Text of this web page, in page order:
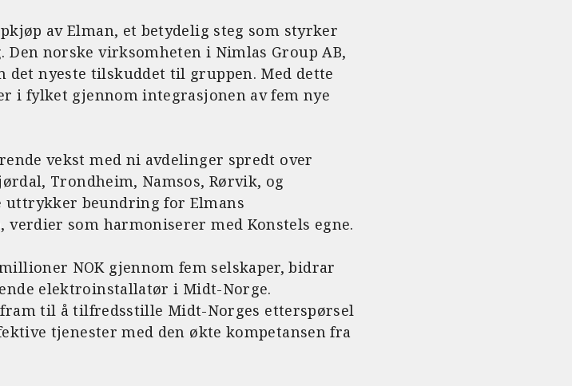
c
e
b
o
k
it
te
r
ai
l
av Elman, et betydelig steg som styrker
norske virksomheten i Nimlas Group AB,
det nyeste tilskuddet til gruppen. Med dette
i fylket gjennom integrasjonen av fem nye
vekst med ni avdelinger spredt over
Trondheim, Namsos, Rørvik, og
uttrykker beundring for Elmans
som harmoniserer med Konstels egne.
NOK gjennom fem selskaper, bidrar
elektroinstallatør i Midt-Norge.
til å tilfredsstille Midt-Norges etterspørsel
tjenester med den økte kompetansen fra